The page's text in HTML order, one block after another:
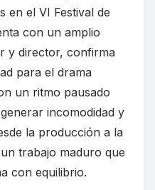
en el VI Festival de
con un amplio
y director, confirma
para el drama
un ritmo pausado
incomodidad y
la producción a la
trabajo maduro que
con equilibrio.